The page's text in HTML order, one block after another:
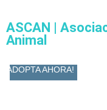
ASCAN |
Animal
ADOPTA AHORA!